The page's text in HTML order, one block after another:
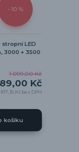
- 10 %
stropní LED
3000 + 3500
1 099,00 Kč
Kč
817,36 Kč bez DPH
košíku